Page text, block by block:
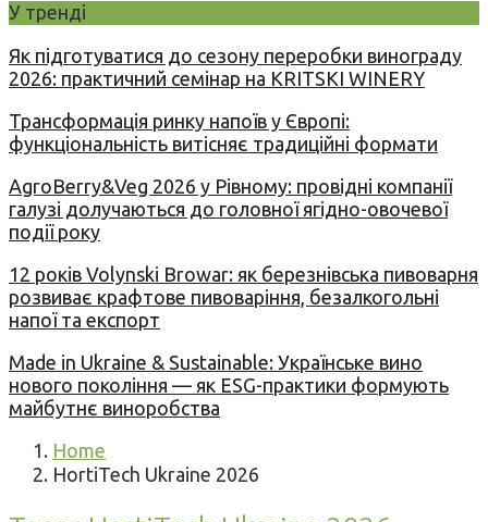
У тренді
Як підготуватися до сезону переробки винограду
2026: практичний семінар на KRITSKI WINERY
Трансформація ринку напоїв у Європі:
функціональність витісняє традиційні формати
AgroBerry&Veg 2026 у Рівному: провідні компанії
галузі долучаються до головної ягідно-овочевої
події року
12 років Volynski Browar: як березнівська пивоварня
розвиває крафтове пивоваріння, безалкогольні
напої та експорт
Made in Ukraine & Sustainable: Українське вино
нового покоління — як ESG-практики формують
майбутнє виноробства
Home
HortiTech Ukraine 2026